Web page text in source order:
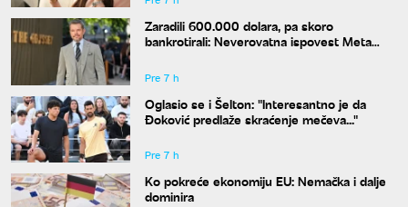
Zaradili 600.000 dolara, pa skoro
bankrotirali: Neverovatna ispovest Meta
Pre 7 h
Oglasio se i Šelton: "Interesantno je da
Đoković predlaže skraćenje mečeva..."
Pre 7 h
Ko pokreće ekonomiju EU: Nemačka i dalje
dominira